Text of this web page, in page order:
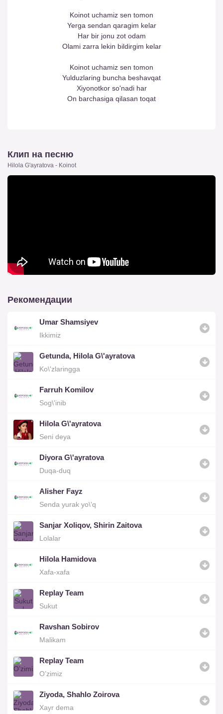
Koinot uchamiz sen tomon
Yerga sendan qaragim kelar
Har bir jonu zot odam
Olami zarra lekin bildirgim kelar
Koinot uchamiz sen tomon
Yulduzlaring buncha beshavqat
Xiyonotkor so'nadi har
On barchasiga qilasan toqat
Клип на песню
Hilola G'ayratova - Koinot
Рекомендации
Umar Shamsiyev
Ikkimiz
Getunda, Hilola G\'ayratova
Ko\'zlaringga
Farruh Komilov
Sog\'inib
Hilola G\'ayratova
Seni deya
Diyora G\'ayratova
Duqa-duq
Alisher Fayz
Senda yurak yo\'q
Sanjar Xoliqov, Shirin Zaitova
Lolalar
Hilola Hamidova
Xafa-xafa
Replay Team
Sukut
Ravshan Sobirov
Malikam
Replay Team
O’zimiz
Ziyoda, Shahlo Zoirova
Xayr dema